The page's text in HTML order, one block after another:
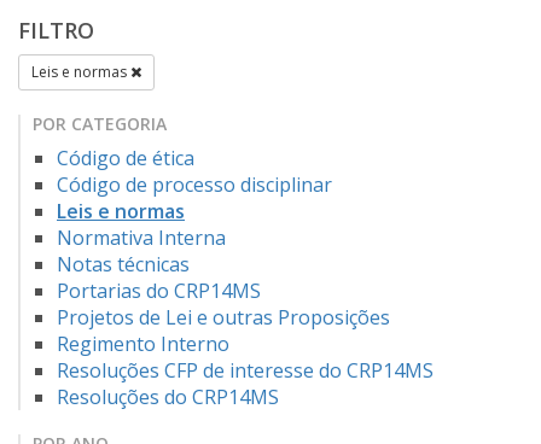
FILTRO
Leis e normas
POR CATEGORIA
Código de ética
Código de processo disciplinar
Leis e normas
Normativa Interna
Notas técnicas
Portarias do CRP14MS
Projetos de Lei e outras Proposições
Regimento Interno
Resoluções CFP de interesse do CRP14MS
Resoluções do CRP14MS